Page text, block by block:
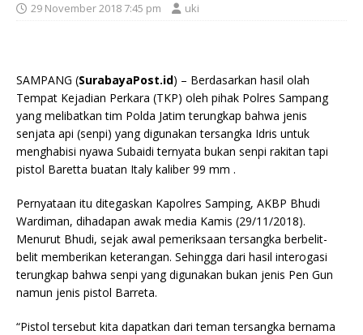
29 November 2018 7:45 pm uki
SAMPANG (SurabayaPost.id) – Berdasarkan hasil olah
Tempat Kejadian Perkara (TKP) oleh pihak Polres Sampang
yang melibatkan tim Polda Jatim terungkap bahwa jenis
senjata api (senpi) yang digunakan tersangka Idris untuk
menghabisi nyawa Subaidi ternyata bukan senpi rakitan tapi
pistol Baretta buatan Italy kaliber 99 mm .
Pernyataan itu ditegaskan Kapolres Samping, AKBP Bhudi
Wardiman, dihadapan awak media Kamis (29/11/2018).
Menurut Bhudi, sejak awal pemeriksaan tersangka berbelit-
belit memberikan keterangan. Sehingga dari hasil interogasi
terungkap bahwa senpi yang digunakan bukan jenis Pen Gun
namun jenis pistol Barreta.
“Pistol tersebut kita dapatkan dari teman tersangka bernama